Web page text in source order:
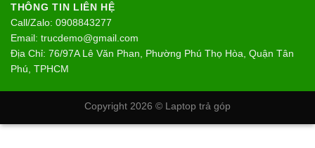
THÔNG TIN LIÊN HỆ
Call/Zalo: 0908843277
Email: trucdemo@gmail.com
Địa Chỉ: 76/97A Lê Văn Phan, Phường Phú Thọ Hòa, Quận Tân
Phú, TPHCM
Copyright 2026 © Laptop trả góp